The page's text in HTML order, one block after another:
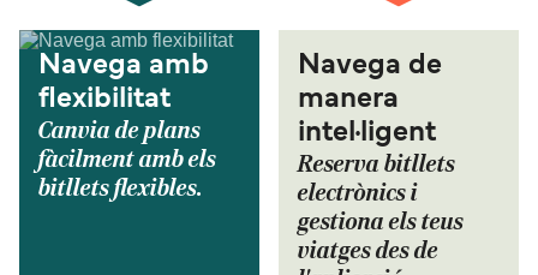
Navega amb
flexibilitat
Canvia de plans
fàcilment amb els
bitllets flexibles.
Navega de
manera
intel·ligent
Reserva bitllets
electrònics i
gestiona els teus
viatges des de